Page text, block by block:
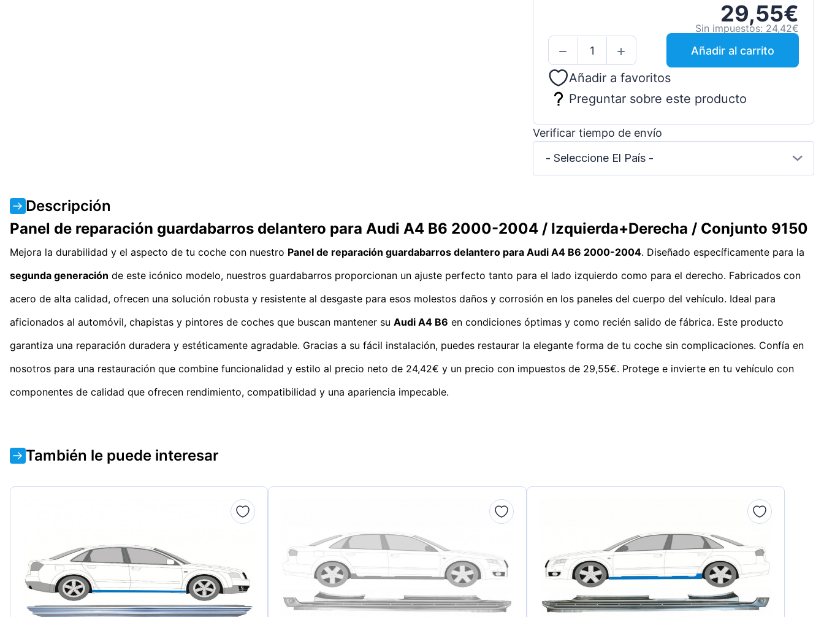
29,55€
Sin impuestos: 24,42€
Añadir al carrito
Añadir a favoritos
Preguntar sobre este producto
Verificar tiempo de envío
- Seleccione El País -
Descripción
Panel de reparación guardabarros delantero para Audi A4 B6 2000-2004 / Izquierda+Derecha / Conjunto 9150
Mejora la durabilidad y el aspecto de tu coche con nuestro Panel de reparación guardabarros delantero para Audi A4 B6 2000-2004. Diseñado específicamente para la
segunda generación de este icónico modelo, nuestros guardabarros proporcionan un ajuste perfecto tanto para el lado izquierdo como para el derecho. Fabricados con
acero de alta calidad, ofrecen una solución robusta y resistente al desgaste para esos molestos daños y corrosión en los paneles del cuerpo del vehículo. Ideal para
aficionados al automóvil, chapistas y pintores de coches que buscan mantener su Audi A4 B6 en condiciones óptimas y como recién salido de fábrica. Este producto
garantiza una reparación duradera y estéticamente agradable. Gracias a su fácil instalación, puedes restaurar la elegante forma de tu coche sin complicaciones. Confía en
nosotros para una restauración que combine funcionalidad y estilo al precio neto de 24,42€ y un precio con impuestos de 29,55€. Protege e invierte en tu vehículo con
componentes de calidad que ofrecen rendimiento, compatibilidad y una apariencia impecable.
También le puede interesar